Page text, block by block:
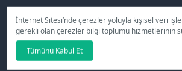
İnternet Sitesi’nde çerezler yoluyla kişisel veri
gerekli olan çerezler bilgi toplumu hizmetlerinin
kullanılmaktadır. Tercihleriniz doğrultusunda size
kişiselleştirilmiş çerezleri ve özel kampanyaları
tıklamanız halinde kullanımınıza sunamayacağız.
Tümünü Kabul Et